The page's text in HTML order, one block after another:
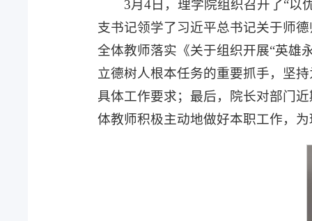
3月4日，理学院组织召开了“以
支书记领学了习近平总书记关于师
全体教师落实《关于组织开展“英雄
立德树人根本任务的重要抓手，坚
具体工作要求；最后，院长对部门
体教师积极主动地做好本职工作，